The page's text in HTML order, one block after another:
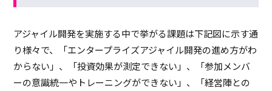
アジャイル開発を実施する中で挙がる課題は下記図に示す通
り様々で、「エンタープライズアジャイル開発の進め方がわ
からない」、「投資効果が測定できない」、「参加メンバ
ーの意識統一やトレーニングができない」、「経営陣との